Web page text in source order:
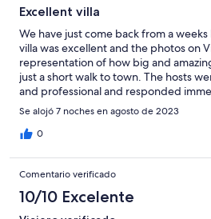
Excellent villa
We have just come back from a
villa was excellent and the photos on
representation of how big and
just a short walk to town. The hosts
and professional and responded
queries we had. I would definitely
lovely relaxing holiday and will
the future.
Se alojó 7 noches en agosto de 2023
0
Comentario verificado
10/10 Excelente